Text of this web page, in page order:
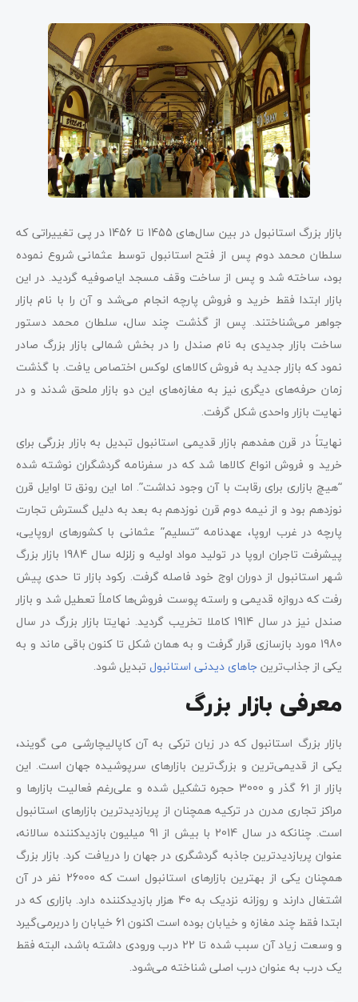
بازار بزرگ استانبول در بین سال‌های 1455 تا 1456 در پی تغییراتی که
سلطان محمد دوم پس از فتح استانبول توسط عثمانی شروع نموده
بود، ساخته شد و پس از ساخت وقف مسجد ایاصوفیه گردید. در این
بازار ابتدا فقط خرید و فروش پارچه انجام می‌شد و آن را با نام بازار
جواهر می‌شناختند. پس از گذشت چند سال، سلطان محمد دستور
ساخت بازار جدیدی به نام صندل را در بخش شمالی بازار بزرگ صادر
نمود که بازار جدید به فروش کالاهای لوکس اختصاص یافت. با گذشت
زمان حرفه‌های دیگری نیز به مغازه‌های این دو بازار ملحق شدند و در
نهایت بازار واحدی شکل گرفت.
نهایتاً در قرن هفدهم بازار قدیمی استانبول تبدیل به بازار بزرگی برای
خرید و فروش انواع کالاها شد که در سفرنامه گردشگران نوشته شده
“هیچ بازاری برای رقابت با آن وجود نداشت”. اما این رونق تا اوایل قرن
نوزدهم بود و از نیمه دوم قرن نوزدهم به بعد به دلیل گسترش تجارت
پارچه در غرب اروپا، عهدنامه “تسلیم” عثمانی با کشورهای اروپایی،
پیشرفت تاجران اروپا در تولید مواد اولیه و زلزله سال 1984 بازار بزرگ
شهر استانبول از دوران اوج خود فاصله گرفت. رکود بازار تا حدی پیش
رفت که دروازه قدیمی و راسته پوست فروش‌ها کاملاً تعطیل شد و بازار
صندل نیز در سال 1914 کاملا تخریب گردید. نهایتا بازار بزرگ در سال
1980 مورد بازسازی قرار گرفت و به همان شکل تا کنون باقی ماند و به
یکی از جذاب‌ترین جاهای دیدنی استانبول تبدیل شود.
معرفی بازار بزرگ
بازار بزرگ استانبول که در زبان ترکی به آن کاپالیچارشی می گویند،
یکی از قدیمی‌ترین و بزرگ‌ترین بازارهای سرپوشیده جهان است. این
بازار از 61 گذر و 3000 حجره تشکیل شده و علی‌رغم فعالیت بازارها و
مراکز تجاری مدرن در ترکیه همچنان از پربازدیدترین بازارهای استانبول
است. چنانکه در سال 2014 با بیش از 91 میلیون بازدیدکننده سالانه،
عنوان پربازدیدترین جاذبه گردشگری در جهان را دریافت کرد. بازار بزرگ
همچنان یکی از بهترین بازارهای استانبول است که 26000 نفر در آن
اشتغال دارند و روزانه نزدیک به 40 هزار بازدیدکننده دارد. بازاری که در
ابتدا فقط چند مغازه و خیابان بوده است اکنون 61 خیابان را دربرمی‌گیرد
و وسعت زیاد آن سبب شده تا 22 درب ورودی داشته باشد، البته فقط
یک درب به عنوان درب اصلی شناخته می‌شود.